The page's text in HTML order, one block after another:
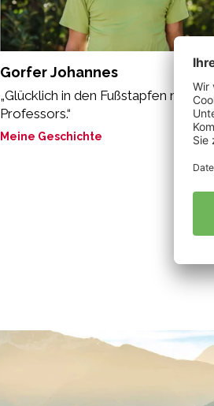
Gorfer Johannes
„Glücklich in den Fußstapfen meines
Professors.“
Meine Geschichte